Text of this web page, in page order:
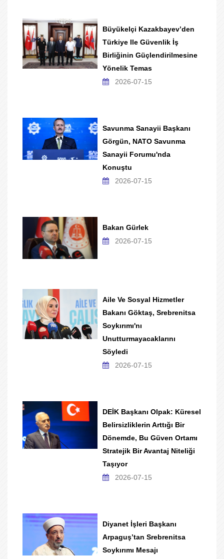
Büyükelçi Kazakbayev’den
Türkiye Ile Güvenlik İş
Birliğinin Güçlendirilmesine
Yönelik Temas
2026-07-15
Savunma Sanayii Başkanı
Görgün, NATO Savunma
Sanayii Forumu'nda
Konuştu
2026-07-15
Bakan Gürlek
2026-07-15
Aile Ve Sosyal Hizmetler
Bakanı Göktaş, Srebrenitsa
Soykırımı'nı
Unutturmayacaklarını
Söyledi
2026-07-15
DEİK Başkanı Olpak: Küresel
Belirsizliklerin Arttığı Bir
Dönemde, Bu Güven Ortamı
Stratejik Bir Avantaj Niteliği
Taşıyor
2026-07-15
Diyanet İşleri Başkanı
Arpaguş’tan Srebrenitsa
Soykırımı Mesajı